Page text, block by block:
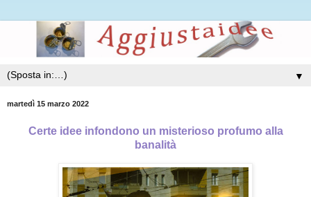
▼
martedì 15 marzo 2022
Certe idee infondono un misterioso profumo alla
banalità